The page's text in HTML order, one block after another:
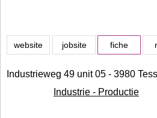
website jobsite fiche
Industrieweg 49 unit 05 - 3980
Industrie - Productie